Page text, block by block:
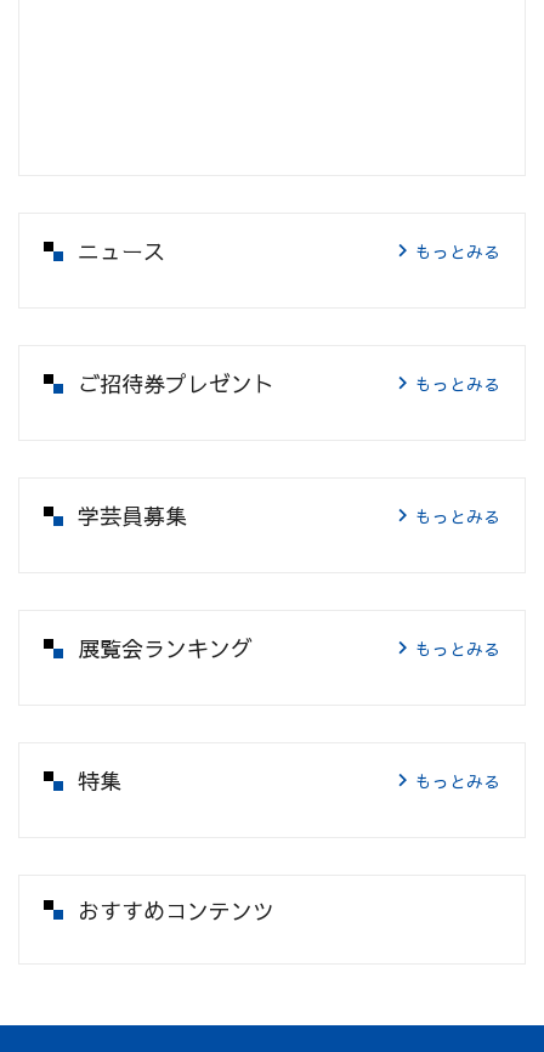
ニュース もっとみる
ご招待券プレゼント もっとみる
学芸員募集 もっとみる
展覧会ランキング もっとみる
特集 もっとみる
おすすめコンテンツ